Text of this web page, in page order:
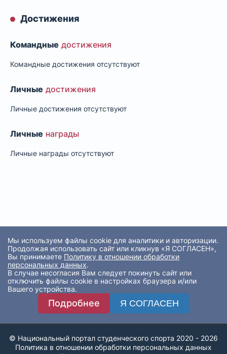
Достижения
Командные достижения
Командные достижения отсутствуют
Личные достижения
Личные достижения отсутствуют
Личные награды
Личные награды отсутствуют
Мы используем файлы cookie для аналитики и авторизации.
Продолжая использовать сайт или кликнув «Я СОГЛАСЕН»,
Вы принимаете Политику в отношении обработки
персональных данных.
В случае несогласия Вам следует покинуть сайт или
отключить файлы cookie в настройках браузера и/или
Вашего устройства.
Подробнее Я СОГЛАСЕН
Политика в отношении обработки персональных данных
© Национальный портал студенческого спорта 2020 - 2026